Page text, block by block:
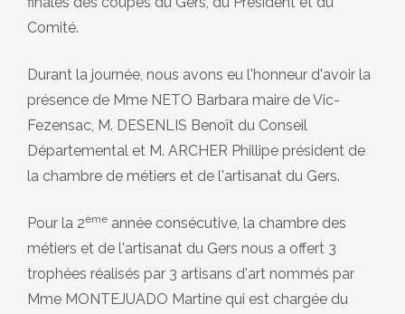
Comité.
Durant la journée, nous avons eu l'honneur d'avoir la
présence de Mme NETO Barbara maire de Vic-
Fezensac, M. DESENLIS Benoît du Conseil
Départemental et M. ARCHER Phillipe président de
la chambre de métiers et de l'artisanat du Gers.
Pour la 2ème année consécutive, la chambre des
métiers et de l'artisanat du Gers nous a offert 3
trophées réalisés par 3 artisans d'art nommés par
Mme MONTEJUADO Martine qui est chargée du